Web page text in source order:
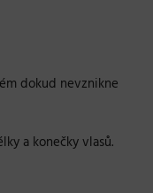
dokud nevznikne
a konečky vlasů.